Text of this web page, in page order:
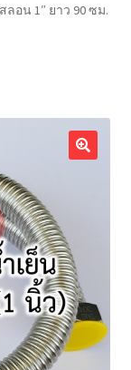
อน 1″ ยาว 90 ซม.